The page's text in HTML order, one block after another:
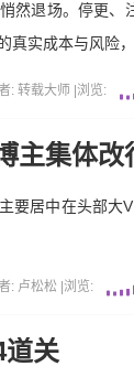
然退场。停更
真实成本与风险
: 转载大师 浏览:
主集体改
要居中在头部
: 卢松松 浏览:
道关